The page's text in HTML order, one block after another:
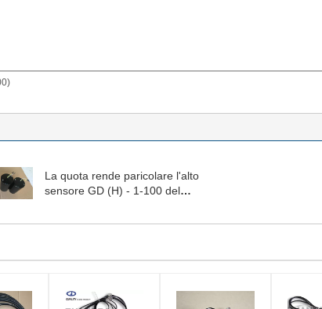
La quota rende paricolare l'alto
sensore GD (H) - 1-100 del